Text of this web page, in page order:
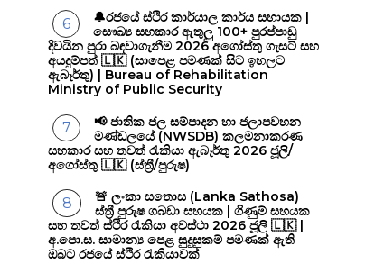
🔔රජයේ ස්ථිර කාර්යාල කාර්ය සහායක |
සෞඛ්‍ය සහකාර ඇතුලු 100+ පුරප්පාඩු
දිවයින පුරා බඳවාගැනීම 2026 අගෝස්තු ගැසට් සහ
අයදුම්පත් 🇱🇰 (සාපෙළ පමණක් සිට ඉහලට
ඇබෑර්තු) | Bureau of Rehabilitation
Ministry of Public Security
📢 ජාතික ජල සම්පාදන හා ජලාපවහන
මණ්ඩලයේ (NWSDB) කලමනාකරණ
සහකාර සහ තවත් රැකියා ඇබෑර්තු 2026 ජූලි/
අගෝස්තු 🇱🇰 (ස්ත්‍රී/පුරුෂ)
🚨 ලංකා සතොස (Lanka Sathosa)
ස්ත්‍රී පුරුෂ ගබඩා සහයක | ගිණුම් සහයක
සහ තවත් ස්ථිර රැකියා අවස්ථා 2026 ජූලි 🇱🇰 |
අ.පො.ස. සාමාන්‍ය පෙළ සුදුසුකම් පමණක් ඇති
ඔබට රජයේ ස්ථිර රැකියාවක්